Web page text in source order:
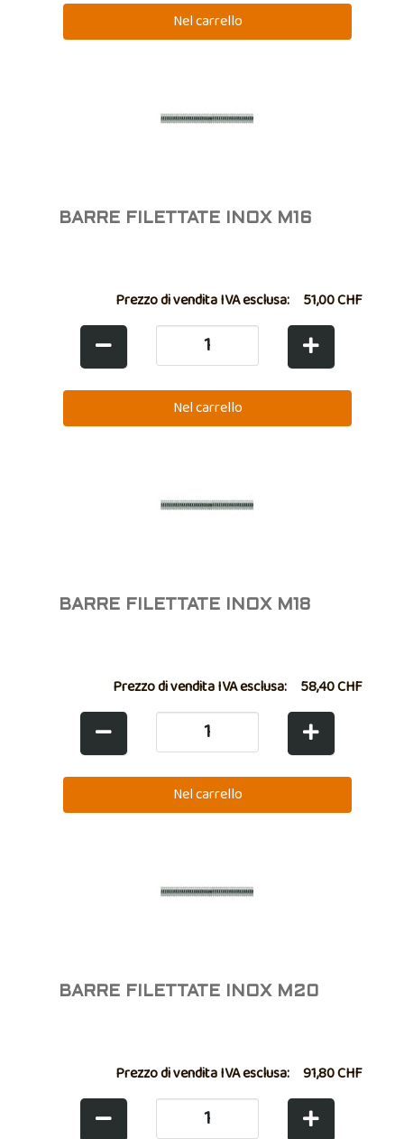
BARRE FILETTATE INOX M16
Prezzo di vendita IVA esclusa: 51,00 CHF
BARRE FILETTATE INOX M18
Prezzo di vendita IVA esclusa: 58,40 CHF
BARRE FILETTATE INOX M20
Prezzo di vendita IVA esclusa: 91,80 CHF